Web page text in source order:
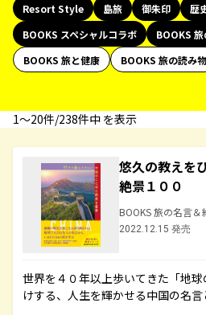
Resort Style
島旅 御朱印 歴
BOOKS スペシャルコラボ
BOOKS
BOOKS 旅と健康
BOOKS 旅の読み物
1〜20件/238件中 を表示
悠久の教えを
絶景１００
BOOKS 旅の名言＆
2022.12.15 発売
世界を４０年以上歩いてきた「地
けする、人生を輝かせる中国の名